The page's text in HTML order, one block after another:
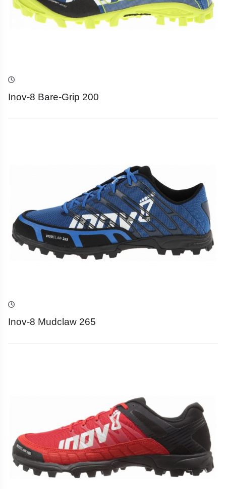
Inov-8 Bare-Grip 200
Inov-8 Mudclaw 265